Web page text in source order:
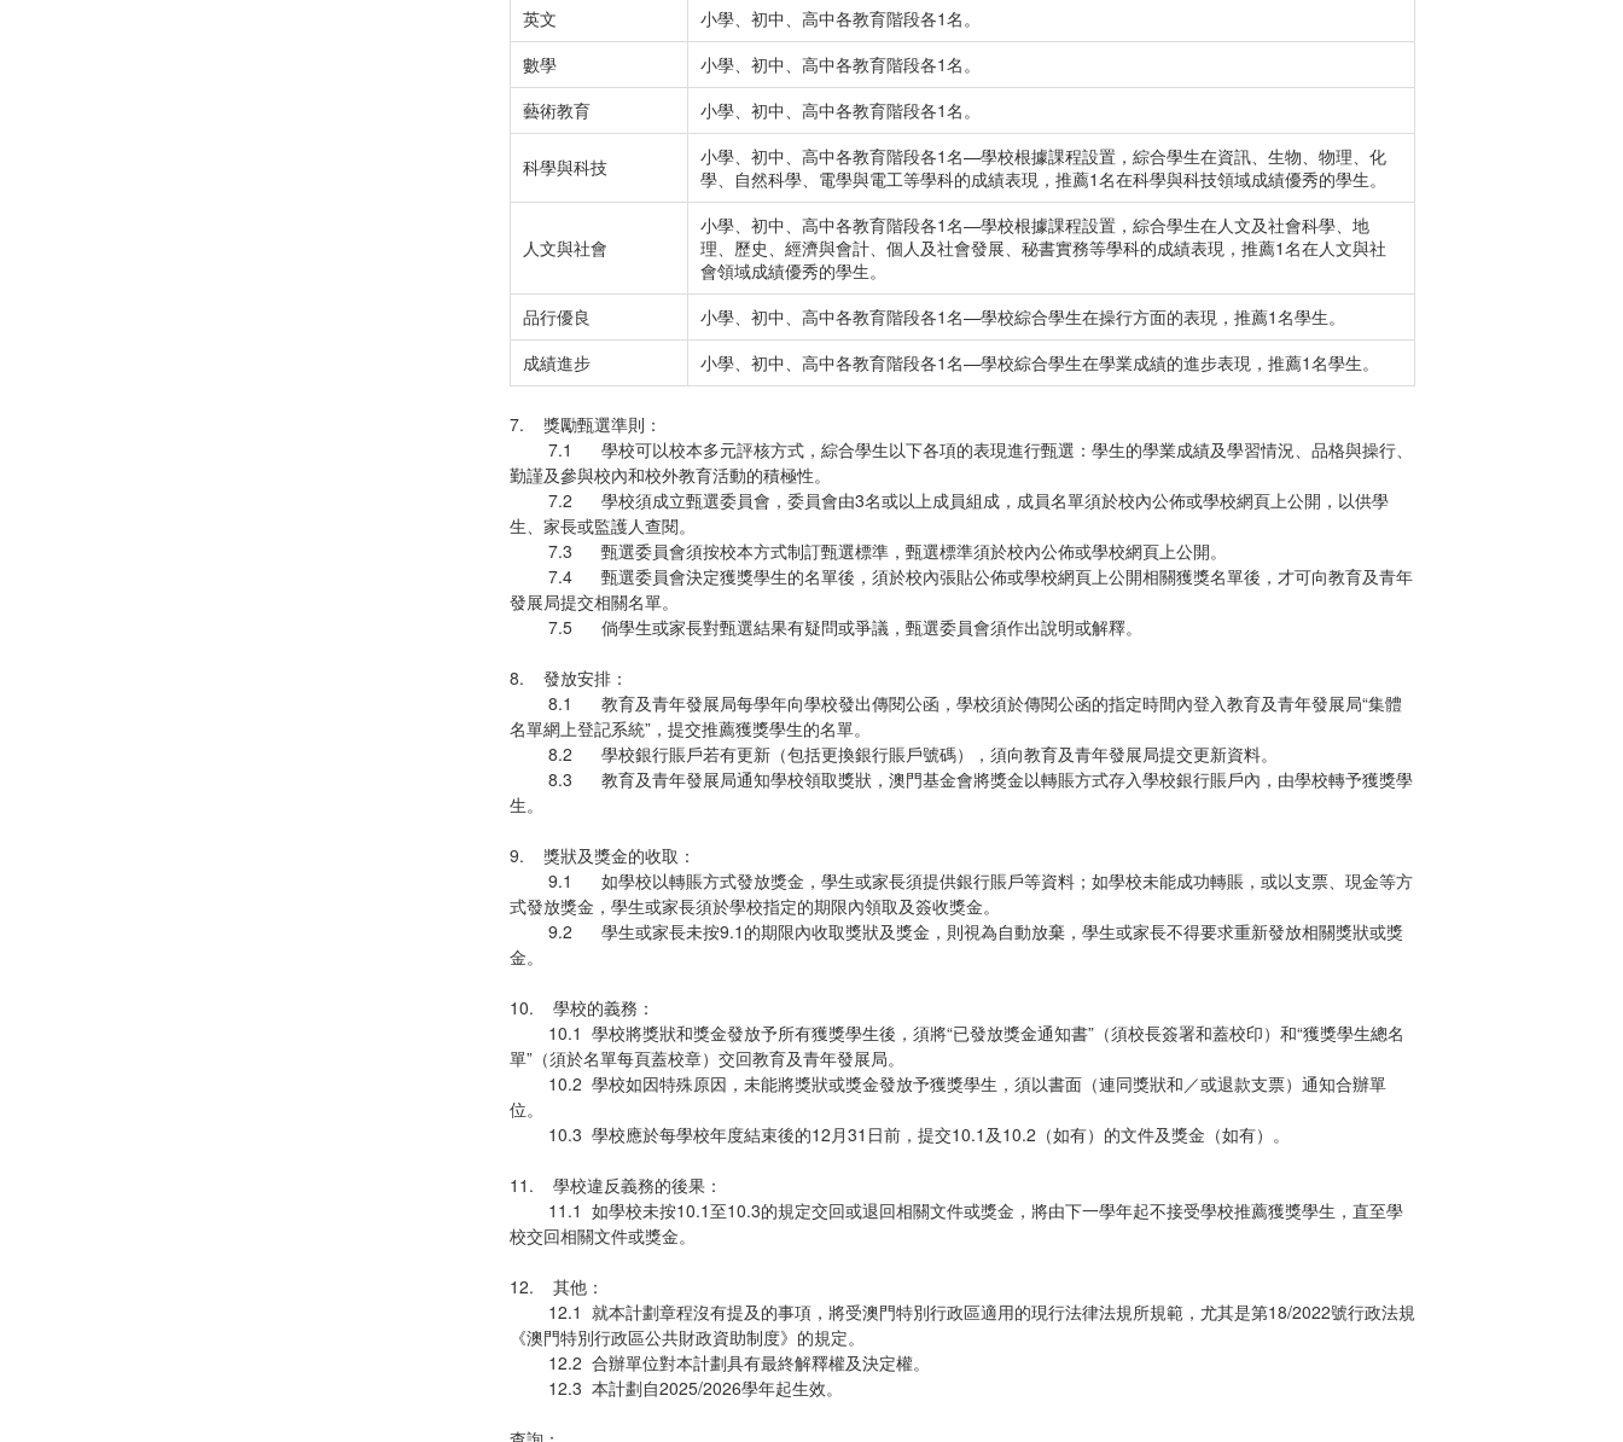
英文
小學、初中、高中各教育階段各1名。
數學
小學、初中、高中各教育階段各1名。
藝術教育
小學、初中、高中各教育階段各1名。
科學與科技
小學、初中、高中各教育階段各1名—學校根據課程設置，綜合學生在資訊、生物、物理、化
學、自然科學、電學與電工等學科的成績表現，推薦1名在科學與科技領域成績優秀的學生。
人文與社會
小學、初中、高中各教育階段各1名—學校根據課程設置，綜合學生在人文及社會科學、地
理、歷史、經濟與會計、個人及社會發展、秘書實務等學科的成績表現，推薦1名在人文與社
會領域成績優秀的學生。
品行優良
小學、初中、高中各教育階段各1名—學校綜合學生在操行方面的表現，推薦1名學生。
成績進步
小學、初中、高中各教育階段各1名—學校綜合學生在學業成績的進步表現，推薦1名學生。
7. 獎勵甄選準則：
7.1 學校可以校本多元評核方式，綜合學生以下各項的表現進行甄選：學生的學業成績及學習情況、品格與操行、
勤謹及參與校內和校外教育活動的積極性。
7.2 學校須成立甄選委員會，委員會由3名或以上成員組成，成員名單須於校內公佈或學校網頁上公開，以供學
生、家長或監護人查閱。
7.3 甄選委員會須按校本方式制訂甄選標準，甄選標準須於校內公佈或學校網頁上公開。
7.4 甄選委員會決定獲獎學生的名單後，須於校內張貼公佈或學校網頁上公開相關獲獎名單後，才可向教育及青年
發展局提交相關名單。
7.5 倘學生或家長對甄選結果有疑問或爭議，甄選委員會須作出說明或解釋。
8. 發放安排：
8.1 教育及青年發展局每學年向學校發出傳閱公函，學校須於傳閱公函的指定時間內登入教育及青年發展局“集體
名單網上登記系統”，提交推薦獲獎學生的名單。
8.2 學校銀行賬戶若有更新（包括更換銀行賬戶號碼），須向教育及青年發展局提交更新資料。
8.3 教育及青年發展局通知學校領取獎狀，澳門基金會將獎金以轉賬方式存入學校銀行賬戶內，由學校轉予獲獎學
生。
9. 獎狀及獎金的收取：
9.1 如學校以轉賬方式發放獎金，學生或家長須提供銀行賬戶等資料；如學校未能成功轉賬，或以支票、現金等方
式發放獎金，學生或家長須於學校指定的期限內領取及簽收獎金。
9.2 學生或家長未按9.1的期限內收取獎狀及獎金，則視為自動放棄，學生或家長不得要求重新發放相關獎狀或獎
金。
10. 學校的義務：
10.1 學校將獎狀和獎金發放予所有獲獎學生後，須將“已發放獎金通知書”（須校長簽署和蓋校印）和“獲獎學生總名
單”（須於名單每頁蓋校章）交回教育及青年發展局。
10.2 學校如因特殊原因，未能將獎狀或獎金發放予獲獎學生，須以書面（連同獎狀和／或退款支票）通知合辦單
位。
10.3 學校應於每學校年度結束後的12月31日前，提交10.1及10.2（如有）的文件及獎金（如有）。
11. 學校違反義務的後果：
11.1 如學校未按10.1至10.3的規定交回或退回相關文件或獎金，將由下一學年起不接受學校推薦獲獎學生，直至學
校交回相關文件或獎金。
12. 其他：
12.1 就本計劃章程沒有提及的事項，將受澳門特別行政區適用的現行法律法規所規範，尤其是第18/2022號行政法規
《澳門特別行政區公共財政資助制度》的規定。
12.2 合辦單位對本計劃具有最終解釋權及決定權。
12.3 本計劃自2025/2026學年起生效。